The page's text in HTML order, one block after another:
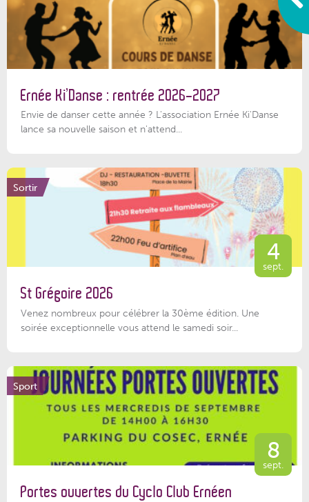
Ernée Ki’Danse : rentrée 2026-2027
Envie de danser cette année ? L'association Ernée Ki'Danse
lance sa nouvelle saison et n'attend...
Sortir
4
sept.
St Grégoire 2026
Venez nombreux pour célébrer la 30ème édition. Une
soirée exceptionnelle vous attend le samedi soir...
Sport
8
sept.
Portes ouvertes du Cyclo Club Ernéen